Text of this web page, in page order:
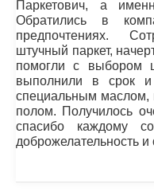
Паркетович, а
Обратились в
предпочтениях.
штучный паркет,
помогли с выбором
выполнили в срок и
специальным маслом,
полом. Получилось
спасибо каждому
доброжелательность и